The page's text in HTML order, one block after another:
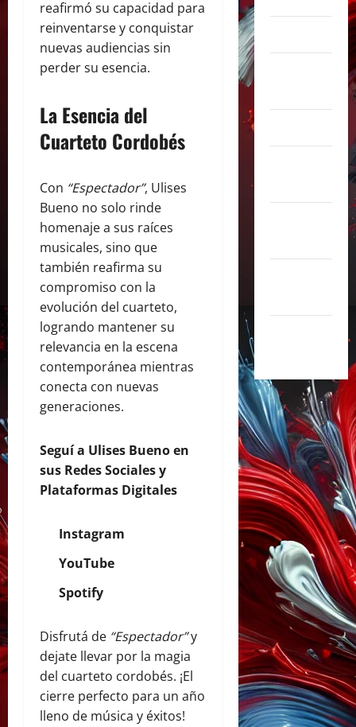
reafirmó su capacidad para
reinventarse y conquistar
nuevas audiencias sin
perder su esencia.
La Esencia del
Cuarteto Cordobés
Con “Espectador”, Ulises
Bueno no solo rinde
homenaje a sus raíces
musicales, sino que
también reafirma su
compromiso con la
evolución del cuarteto,
logrando mantener su
relevancia en la escena
contemporánea mientras
conecta con nuevas
generaciones.
Seguí a Ulises Bueno en
sus Redes Sociales y
Plataformas Digitales
Instagram
YouTube
Spotify
Disfrutá de “Espectador”y
dejate llevar por la magia
del cuarteto cordobés. ¡El
cierre perfecto para un año
lleno de música y éxitos!